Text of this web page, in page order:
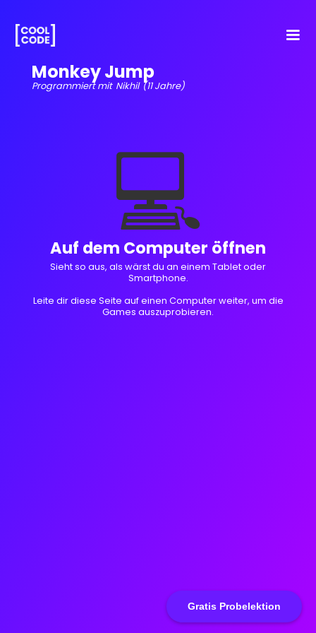
Gratis Probelektion
Monkey Jump
Programmiert mit Nikhil (11 Jahre)
💻
Auf dem Computer öffnen
Sieht so aus, als wärst du an einem Tablet oder
Smartphone.
Leite dir diese Seite auf einen Computer weiter, um die
Games auszuprobieren.